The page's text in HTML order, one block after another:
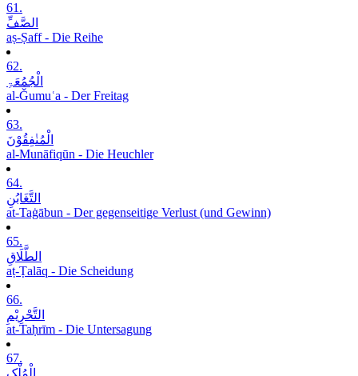
61.
الصَّفِّ
aṣ-Ṣaff - Die Reihe
62.
الْجُمُعَۃِ
al-Ǧumuʿa - Der Freitag
63.
الْمُنٰفِقُوْنَ
al-Munāfiqūn - Die Heuchler
64.
التَّغَابُنِ
at-Taġābun - Der gegenseitige Verlust (und Gewinn)
65.
الطَّلَاقِ
aṭ-Ṭalāq - Die Scheidung
66.
التَّحْرِیْمِ
at-Taḥrīm - Die Untersagung
67.